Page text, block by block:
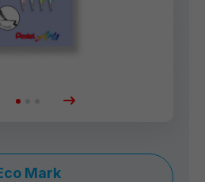
Mark